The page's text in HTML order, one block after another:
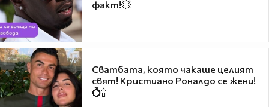
факт!💥
Сватбата, която чакаше целият
свят! Кристиано Роналдо се жени!
💍🍾